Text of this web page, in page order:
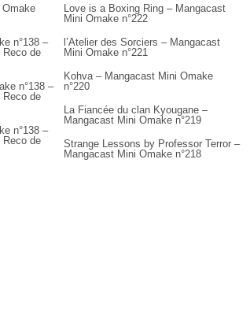
Omake
n°138 –
Reco de
n°138 –
Reco de
n°138 –
Reco de
Love is a Boxing Ring – Mangacast
Mini Omake n°222
l’Atelier des Sorciers – Mangacast
Mini Omake n°221
Kohva – Mangacast Mini Omake
n°220
La Fiancée du clan Kyougane –
Mangacast Mini Omake n°219
Strange Lessons by Professor Terror –
Mangacast Mini Omake n°218